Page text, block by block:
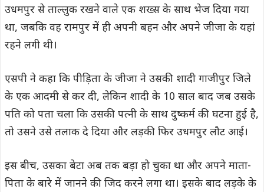
उधमपुर से ताल्लुक रखने वाले एक शख्स के साथ भेज दिया गया
था, जबकि वह रामपुर में ही अपनी बहन और अपने जीजा के यहां
रहने लगी थी।
एसपी ने कहा कि पीड़िता के जीजा ने उसकी शादी गाजीपुर जिले
के एक आदमी से कर दी, लेकिन शादी के 10 साल बाद जब उसके
पति को पता चला कि उसकी पत्नी के साथ दुष्कर्म की घटना हुई है,
तो उसने उसे तलाक दे दिया और लड़की फिर उधमपुर लौट आई।
इस बीच, उसका बेटा अब तक बड़ा हो चुका था और अपने माता-
पिता के बारे में जानने की जिद करने लगा था। इसके बाद लड़के के